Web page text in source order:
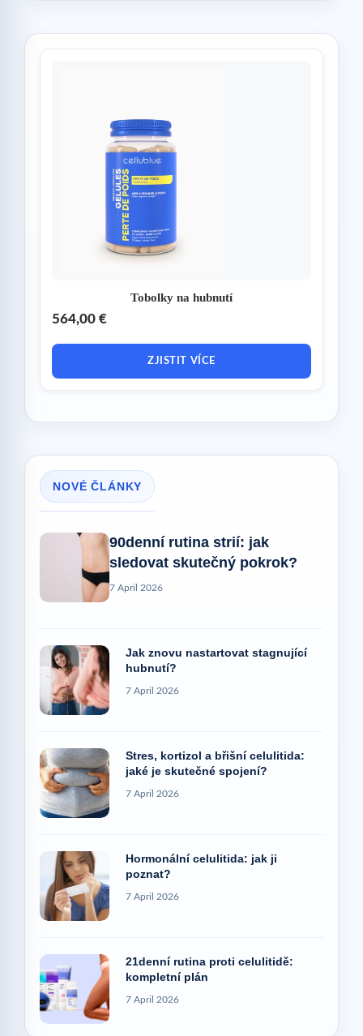
Tobolky na hubnutí
564,00 €
ZJISTIT VÍCE
NOVÉ ČLÁNKY
90denní rutina strií: jak
sledovat skutečný pokrok?
7 April 2026
Jak znovu nastartovat stagnující
hubnutí?
7 April 2026
Stres, kortizol a břišní celulitida:
jaké je skutečné spojení?
7 April 2026
Hormonální celulitida: jak ji
poznat?
7 April 2026
21denní rutina proti celulitidě:
kompletní plán
7 April 2026